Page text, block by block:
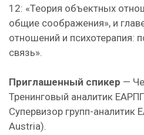
12: «Теория объектных
общие соображения», и
отношений и психотерапия:
связь».
Приглашенный спикер —
Тренинговый аналитик
Супервизор групп-аналитик
Austria).